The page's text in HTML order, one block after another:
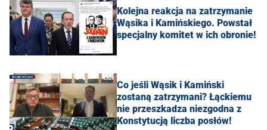
Kolejna reakcja na zatrzymanie
Wąsika i Kamińskiego. Powstał
specjalny komitet w ich obronie!
Co jeśli Wąsik i Kamiński
zostaną zatrzymani? Łąckiemu
nie przeszkadza niezgodna z
Konstytucją liczba posłów!